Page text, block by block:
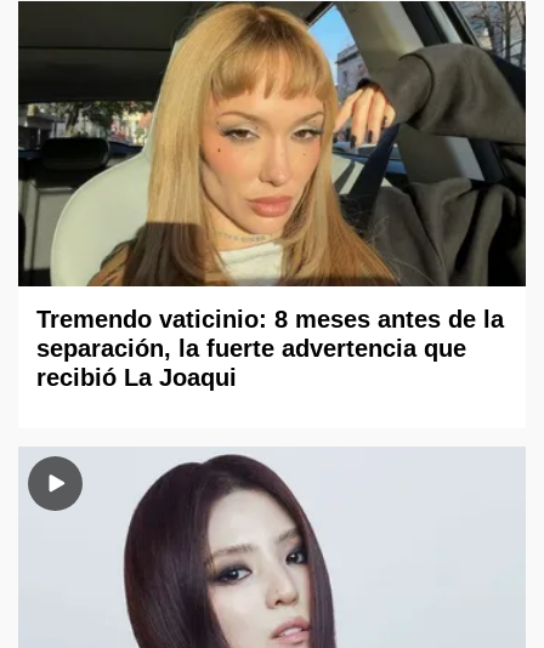
Tremendo vaticinio: 8 meses antes de la
separación, la fuerte advertencia que
recibió La Joaqui